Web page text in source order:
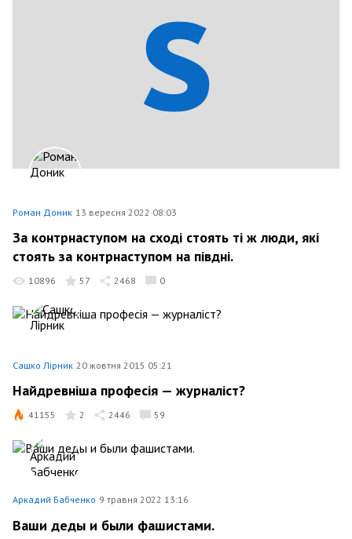
Роман Доник 13 вересня 2022 08:03
За контрнаступом на сході стоять ті ж люди, які
стоять за контрнаступом на півдні.
10896 57 2468 0
Сашко Лірник 20 жовтня 2015 05:21
Найдревніша професія — журналіст?
41155 2 2446 59
Аркадий Бабченко 9 травня 2022 13:16
Ваши деды и были фашистами.